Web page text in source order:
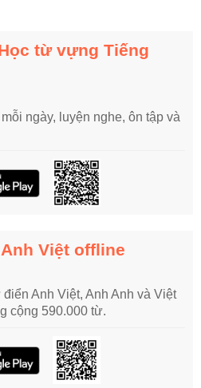
từ vựng Tiếng
ngày, luyện nghe, ôn tập và
Việt offline
Anh Việt, Anh Anh và Việt
cộng 590.000 từ.